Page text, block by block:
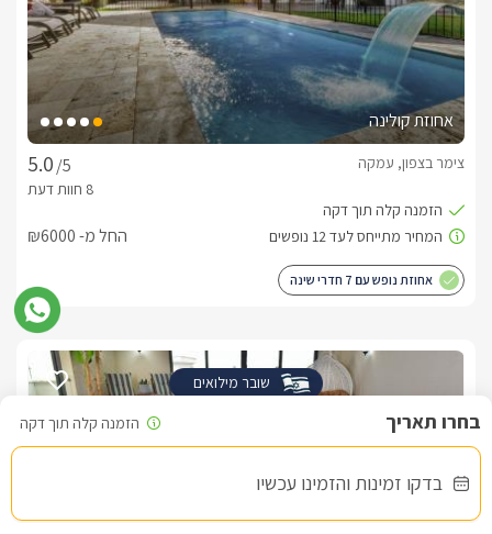
בדקו זמינות והזמינו עכשיו
אחוזת קולינה
/5
צימר בצפון, עמקה
החל מ- ₪6000
אחוזת נופש עם 7 חדרי שינה
שובר מילואים